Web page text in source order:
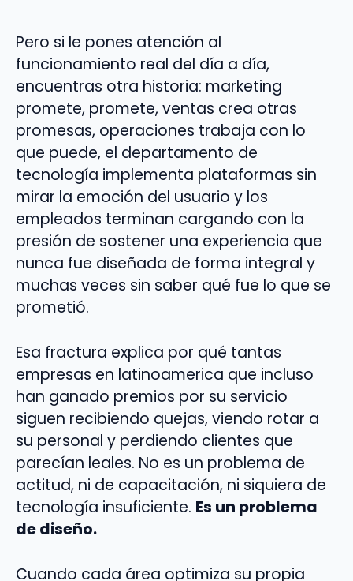
Pero si le pones atención al
funcionamiento real del día a día,
encuentras otra historia: marketing
promete, promete, ventas crea otras
promesas, operaciones trabaja con lo
que puede, el departamento de
tecnología implementa plataformas sin
mirar la emoción del usuario y los
empleados terminan cargando con la
presión de sostener una experiencia que
nunca fue diseñada de forma integral y
muchas veces sin saber qué fue lo que se
prometió.
Esa fractura explica por qué tantas
empresas en latinoamerica que incluso
han ganado premios por su servicio
siguen recibiendo quejas, viendo rotar a
su personal y perdiendo clientes que
parecían leales. No es un problema de
actitud, ni de capacitación, ni siquiera de
tecnología insuficiente. Es un problema
de diseño.
Cuando cada área optimiza su propia